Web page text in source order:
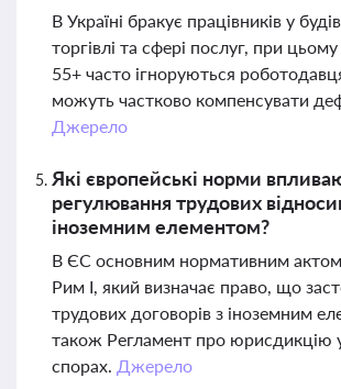
В Україні бракує працівників у
торгівлі та сфері послуг, при
55+ часто ігноруються
можуть частково компенсувати
Джерело
Які європейські норми
регулювання трудових
іноземним елементом?
В ЄС основним нормативним
Рим I, який визначає право, що
трудових договорів з іноземним
також Регламент про юрисдикцію
спорах. Джерело